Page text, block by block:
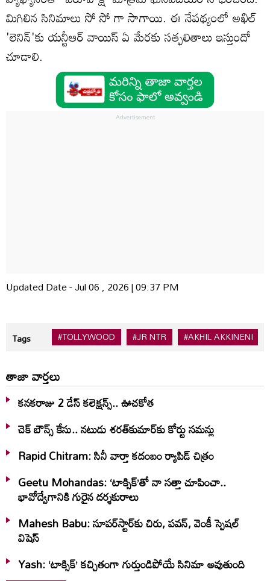
మిగిలిన సినిమాలు సో సో గా సాగాయి. ఈ నేపథ్యంలో అఖిల్
'లెనిన్'కు యన్టీఆర్ వాయిస్ ఏ మేరకు సత్ఫలితాలు ఇస్తుందో
చూడాలి.
Updated Date - Jul 06 , 2026 | 09:37 PM
Tags #TOLLYWOOD #JR NTR #AKHIL AKKINENI
తాజా వార్తలు
కనకరాజు 2 డేస్ కలెక్షన్స్.. ఊచకోత
చెక్ బౌన్స్ కేసు.. నటుడు శరత్‌కుమార్‌కు కోర్టు సమన్లు
Rapid Chitram: సినీ వార్తా కదంబం ర్యాపిడ్ చిత్రం
Geetu Mohandas: ‘టాక్సిక్‌’తో నా సత్తా చూపించా..
భావోద్వేగానికి గురైన దర్శకురాలు
Mahesh Babu: సూపర్‌స్టార్‌కు చిరు, పవన్‌, వెంకీ స్పెషల్‌
విషెస్‌
Yash: ‘టాక్సిక్’ కచ్చితంగా గుర్తుండిపోయే సినిమా అవుతుంది